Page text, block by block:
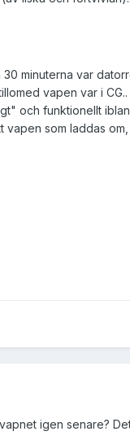
minuterna var
vapen var i
och funktionellt
som laddas om,
igen senare?